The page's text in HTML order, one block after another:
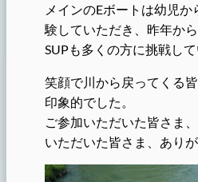
メインのEボートは幼児
験していただき、昨年か
SUPも多くの方に挑戦して
笑顔で川から戻ってくる
印象的でした。
ご参加いただいた皆さま
いただいた皆さま、あり